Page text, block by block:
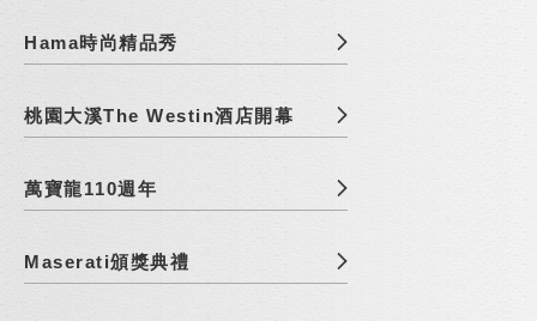
Hama時尚精品秀
桃園大溪The Westin酒店開幕
萬寶龍110週年
Maserati頒獎典禮